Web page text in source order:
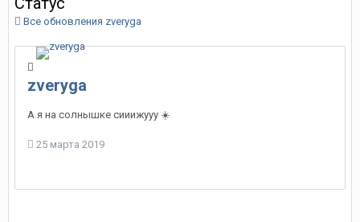
Все обновления zveryga
zveryga
А я на солнышке сииижууу ☀️
25 марта 2019